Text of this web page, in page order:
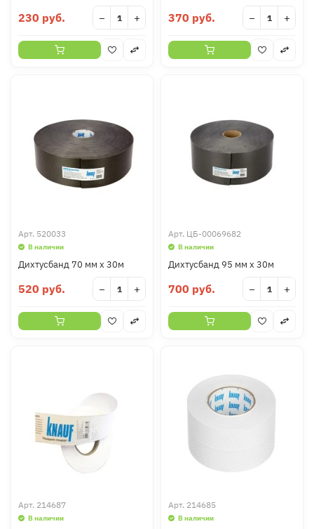
230 руб. − + 370 руб. − +
Арт. 520033
В наличии
Дихтусбанд 70 мм х 30м
520 руб. − +
Арт. ЦБ-00069682
В наличии
Дихтусбанд 95 мм х 30м
700 руб. − +
Арт. 214687
В наличии
Арт. 214685
В наличии